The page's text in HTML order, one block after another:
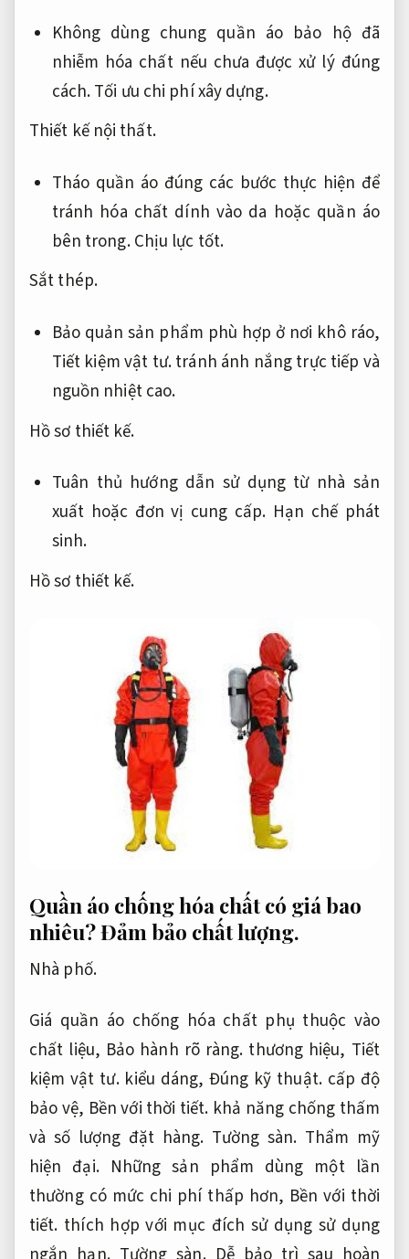
Không dùng chung quần áo bảo hộ đã
nhiễm hóa chất nếu chưa được xử lý đúng
cách.Tối ưu chi phí xây dựng.
Thiết kế nội thất.
Tháo quần áo đúng các bước thực hiện để
tránh hóa chất dính vào da hoặc quần áo
bên trong.Chịu lực tốt.
Sắt thép.
Bảo quản sản phẩm phù hợp ở nơi khô ráo,
Tiết kiệm vật tư.tránh ánh nắng trực tiếp và
nguồn nhiệt cao.
Hồ sơ thiết kế.
Tuân thủ hướng dẫn sử dụng từ nhà sản
xuất hoặc đơn vị cung cấp. Hạn chế phát
sinh.
Hồ sơ thiết kế.
Quần áo chống hóa chất có giá bao
nhiêu?Đảm bảo chất lượng.
Nhà phố.
Giá quần áo chống hóa chất phụ thuộc vào
chất liệu, Bảo hành rõ ràng. thương hiệu, Tiết
kiệm vật tư.kiểu dáng,Đúng kỹ thuật.cấp độ
bảo vệ, Bền với thời tiết. khả năng chống thấm
và số lượng đặt hàng. Tường sàn. Thẩm mỹ
hiện đại.Những sản phẩm dùng một lần
thường có mức chi phí thấp hơn, Bền với thời
tiết. thích hợp với mục đích sử dụng sử dụng